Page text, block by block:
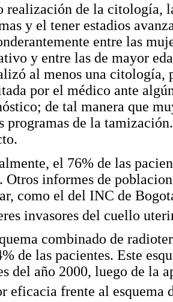
realización de la citología,
y el tener estadios
entre las
y entre las de mayor
al menos una citología,
por el médico ante
de tal manera que
programas de la
el 76% de las
Otros informes de
como el del INC de
invasores del cuello
combinado de
de las pacientes. Este
del año 2000, luego de la
eficacia frente al esquema